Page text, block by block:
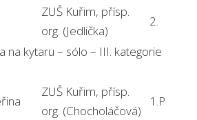
ZUŠ Kuřim, přísp.
org. (Jedlička)
2.
na kytaru – sólo – III. kategorie
ZUŠ Kuřim, přísp.
org. (Chocholáčová)
1.P